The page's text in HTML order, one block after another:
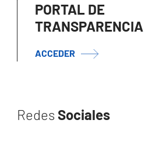
PORTAL DE
TRANSPARENCIA
ACCEDER
Redes Sociales